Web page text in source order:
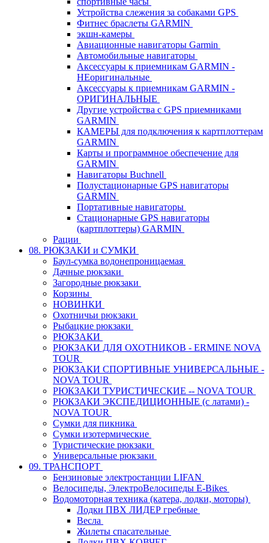
Устройства слежения за собаками GPS
Фитнес браслеты GARMIN
экшн-камеры
Авиационные навигаторы Garmin
Автомобильные навигаторы
Аксессуары к приемникам GARMIN -
НЕоригинальные
Аксессуары к приемникам GARMIN -
ОРИГИНАЛЬНЫЕ
Другие устройства с GPS приемниками
GARMIN
КАМЕРЫ для подключения к картплоттерам
GARMIN
Карты и программное обеспечение для
GARMIN
Навигаторы Buchnell
Полустационарные GPS навигаторы
GARMIN
Портативные навигаторы
Стационарные GPS навигаторы
(картплоттеры) GARMIN
Рации
08. РЮКЗАКИ и СУМКИ
Баул-сумка водонепроницаемая
Дачные рюкзаки
Загородные рюкзаки
Корзины
НОВИНКИ
Охотничьи рюкзаки
Рыбацкие рюкзаки
РЮКЗАКИ
РЮКЗАКИ ДЛЯ ОХОТНИКОВ - ERMINE NOVA
TOUR
РЮКЗАКИ СПОРТИВНЫЕ УНИВЕРСАЛЬНЫЕ -
NOVA TOUR
РЮКЗАКИ ТУРИСТИЧЕСКИЕ -- NOVA TOUR
РЮКЗАКИ ЭКСПЕДИЦИОННЫЕ (с латами) -
NOVA TOUR
Сумки для пикника
Сумки изотермические
Туристические рюкзаки
Универсальные рюкзаки
09. ТРАНСПОРТ
Бензиновые электростанции LIFAN
Велосипеды, ЭлектроВелосипеды E-Bikes
Водомоторная техника (катера, лодки, моторы)
Лодки ПВХ ЛИДЕР гребные
Весла
Жилеты спасательные